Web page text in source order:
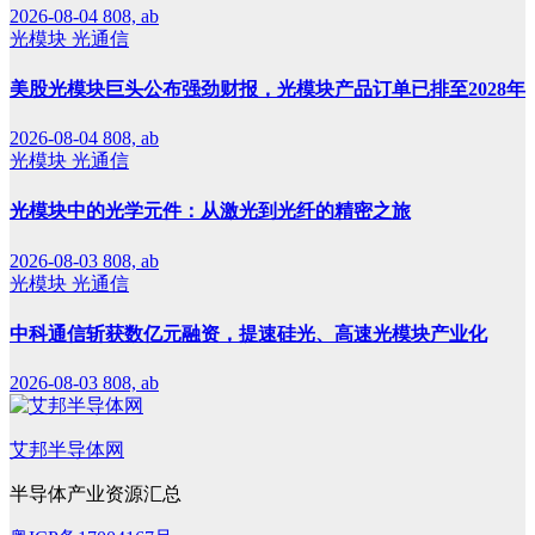
2026-08-04 808, ab
光模块 光通信
美股光模块巨头公布强劲财报，光模块产品订单已排至2028年
2026-08-04 808, ab
光模块 光通信
光模块中的光学元件：从激光到光纤的精密之旅
2026-08-03 808, ab
光模块 光通信
中科通信斩获数亿元融资，提速硅光、高速光模块产业化
2026-08-03 808, ab
艾邦半导体网
半导体产业资源汇总